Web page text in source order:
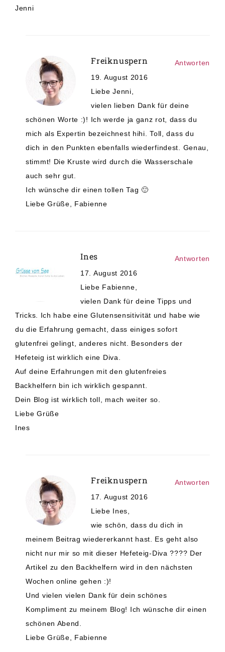
Jenni
Freiknuspern
19. August 2016
Liebe Jenni,
vielen lieben Dank für deine
schönen Worte :)! Ich werde ja ganz rot, dass du
mich als Expertin bezeichnest hihi. Toll, dass du
dich in den Punkten ebenfalls wiederfindest. Genau,
stimmt! Die Kruste wird durch die Wasserschale
auch sehr gut.
Ich wünsche dir einen tollen Tag 🙂
Liebe Grüße, Fabienne
Antworten
Ines
17. August 2016
Liebe Fabienne,
vielen Dank für deine Tipps und
Tricks. Ich habe eine Glutensensitivität und habe wie
du die Erfahrung gemacht, dass einiges sofort
glutenfrei gelingt, anderes nicht. Besonders der
Hefeteig ist wirklich eine Diva.
Auf deine Erfahrungen mit den glutenfreies
Backhelfern bin ich wirklich gespannt.
Dein Blog ist wirklich toll, mach weiter so.
Liebe Grüße
Ines
Antworten
Freiknuspern
17. August 2016
Liebe Ines,
wie schön, dass du dich in
meinem Beitrag wiedererkannt hast. Es geht also
nicht nur mir so mit dieser Hefeteig-Diva ???? Der
Artikel zu den Backhelfern wird in den nächsten
Wochen online gehen :)!
Und vielen vielen Dank für dein schönes
Kompliment zu meinem Blog! Ich wünsche dir einen
schönen Abend.
Liebe Grüße, Fabienne
Antworten